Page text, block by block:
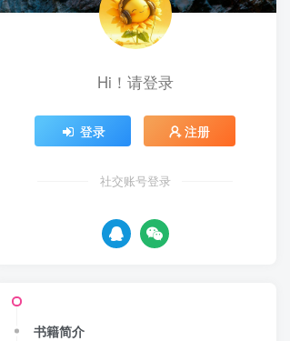
Hi！请登录
登录 注册
社交账号登录
书籍简介